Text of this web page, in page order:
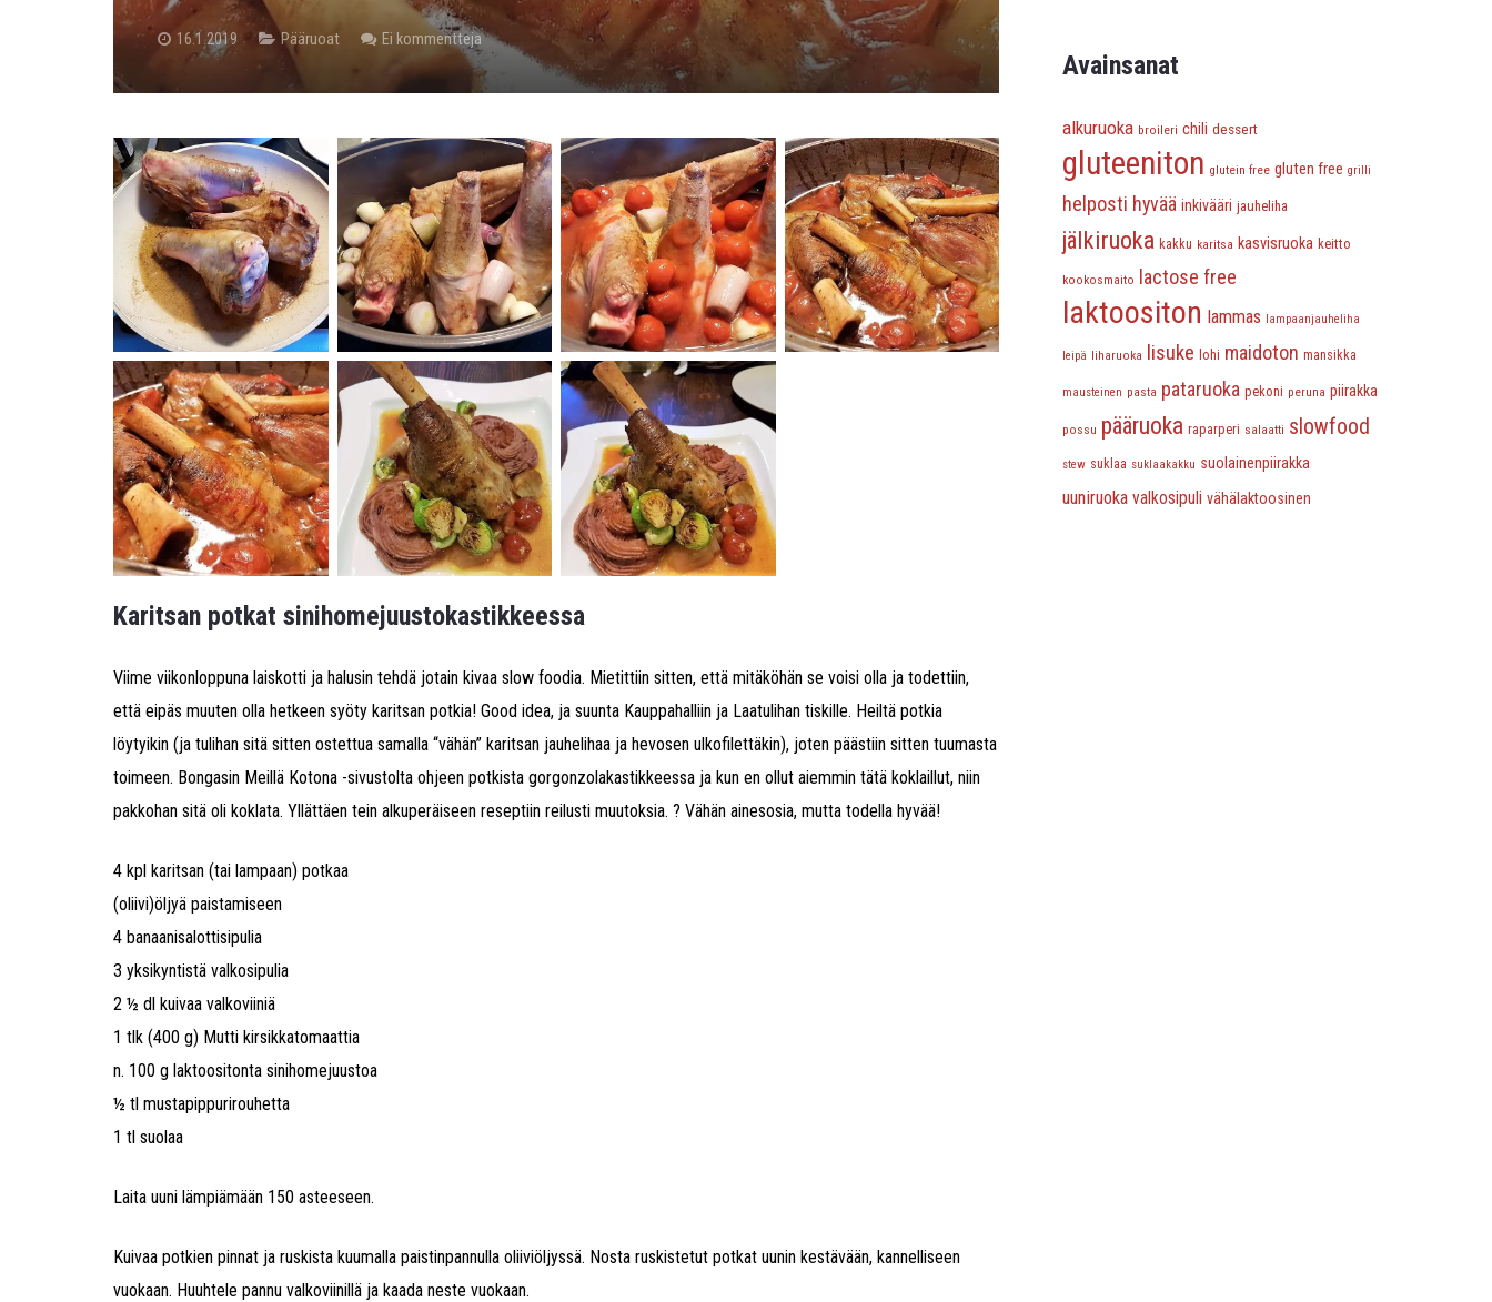
16.1.2019 Pääruoat Ei kommentteja
Karitsan potkat sinihomejuustokastikkeessa
Viime viikonloppuna laiskotti ja halusin tehdä jotain kivaa slow foodia. Mietittiin sitten, että mitäköhän se voisi olla ja todettiin,
että eipäs muuten olla hetkeen syöty karitsan potkia! Good idea, ja suunta Kauppahalliin ja Laatulihan tiskille. Heiltä potkia
löytyikin (ja tulihan sitä sitten ostettua samalla “vähän” karitsan jauhelihaa ja hevosen ulkofilettäkin), joten päästiin sitten tuumasta
toimeen. Bongasin Meillä Kotona -sivustolta ohjeen potkista gorgonzolakastikkeessa ja kun en ollut aiemmin tätä koklaillut, niin
pakkohan sitä oli koklata. Yllättäen tein alkuperäiseen reseptiin reilusti muutoksia. ? Vähän ainesosia, mutta todella hyvää!
4 kpl karitsan (tai lampaan) potkaa
(oliivi)öljyä paistamiseen
4 banaanisalottisipulia
3 yksikyntistä valkosipulia
2 ½ dl kuivaa valkoviiniä
1 tlk (400 g) Mutti kirsikkatomaattia
n. 100 g laktoositonta sinihomejuustoa
½ tl mustapippurirouhetta
1 tl suolaa
Laita uuni lämpiämään 150 asteeseen.
Kuivaa potkien pinnat ja ruskista kuumalla paistinpannulla oliiviöljyssä. Nosta ruskistetut potkat uunin kestävään, kannelliseen
vuokaan. Huuhtele pannu valkoviinillä ja kaada neste vuokaan.
Avainsanat
alkuruoka broileri chili dessert
gluteeniton glutein free gluten free grilli
helposti hyvää inkivääri jauheliha
jälkiruoka kakku karitsa kasvisruoka keitto
kookosmaito lactose free
laktoositon lammas lampaanjauheliha
leipä liharuoka lisuke lohi maidoton mansikka
mausteinen pasta pataruoka pekoni peruna piirakka
possu pääruoka raparperi salaatti slowfood
stew suklaa suklaakakku suolainenpiirakka
uuniruoka valkosipuli vähälaktoosinen